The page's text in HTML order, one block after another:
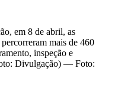
em 8 de abril, as
mais de 460
inspeção e
Divulgação) — Foto: